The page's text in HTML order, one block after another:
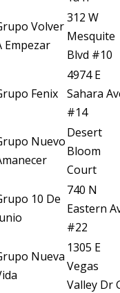
Volver
Empezar
312 W
Mesquite
Blvd #10
Fenix
4974 E
Sahara
#14
Nuevo
Desert
Bloom
Court
10 De
740 N
Eastern
#22
Nueva
1305 E
Vegas
Valley Dr